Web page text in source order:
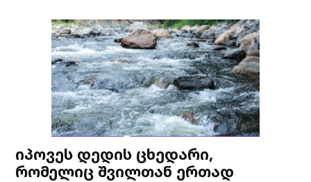
იპოვეს დედის ცხედარი,
რომელიც შვილთან ერთად